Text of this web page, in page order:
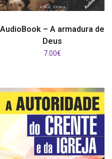
COMPRAR
AudioBook – A armadura de
Deus
7.00€